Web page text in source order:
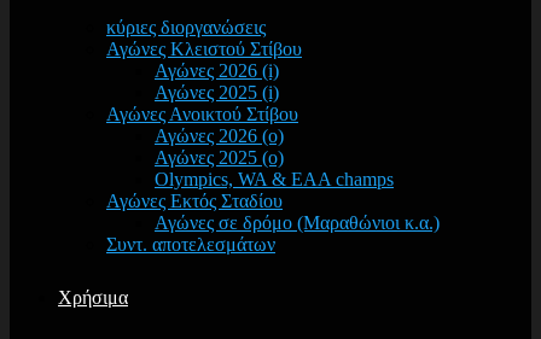
κύριες διοργανώσεις
Αγώνες Κλειστού Στίβου
Αγώνες 2026 (i)
Αγώνες 2025 (i)
Αγώνες Ανοικτού Στίβου
Αγώνες 2026 (o)
Αγώνες 2025 (o)
Olympics, WA & EAA champs
Αγώνες Εκτός Σταδίου
Αγώνες σε δρόμο (Μαραθώνιοι κ.α.)
Συντ. αποτελεσμάτων
Χρήσιμα